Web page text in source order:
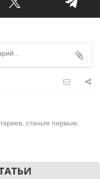
станьте первым.